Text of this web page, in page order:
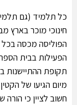
כל תלמיד (גם
חינוכי מוכר בארץ
הפוליסה מכסה
הפעילות בבית
מיום הגיעו של הקטין
חשוב לציין כי